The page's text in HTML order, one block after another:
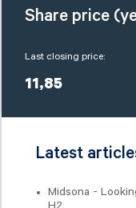
Share price
Last closing price:
11,85
Latest
Midsona -